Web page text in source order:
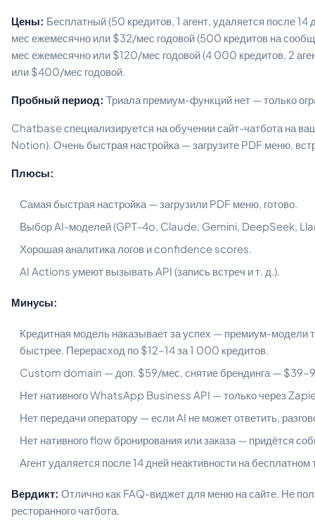
Цены: Бесплатный (50 кредитов, 1 агент, удаляется после
мес ежемесячно или $32/мес годовой (500 кредитов на
мес ежемесячно или $120/мес годовой (4 000 кредитов, 2
или $400/мес годовой.
Пробный период: Триала премиум-функций нет — только
Chatbase специализируется на обучении сайт-чатбота на
Notion). Очень быстрая настройка — загрузите PDF меню,
Плюсы:
Самая быстрая настройка — загрузили PDF меню, готово.
Выбор AI-моделей (GPT-4o, Claude, Gemini, DeepSeek,
Хорошая аналитика логов и confidence scores.
AI Actions умеют вызывать API (запись встреч и т. д.).
Минусы:
Кредитная модель наказывает за успех — премиум-модели
быстрее. Перерасход по $12–14 за 1 000 кредитов.
Custom domain — доп. $59/мес, снятие брендинга —
Нет нативного WhatsApp Business API — только через
Нет передачи оператору — если AI не может ответить,
Нет нативного flow бронирования или заказа — придётся
Агент удаляется после 14 дней неактивности на бесплатном
Вердикт: Отлично как FAQ-виджет для меню на сайте. Не
ресторанного чатбота.